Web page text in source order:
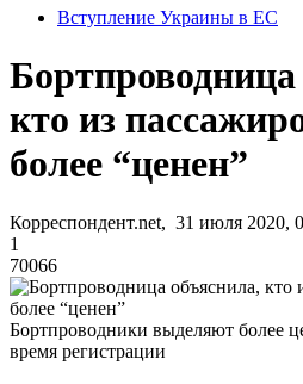
Вступление Украины в ЕС
кто из
более “ценен”
Корреспондент.net, 31 июля 2020,
1
70066
Бортпроводники выделяют более
время регистрации